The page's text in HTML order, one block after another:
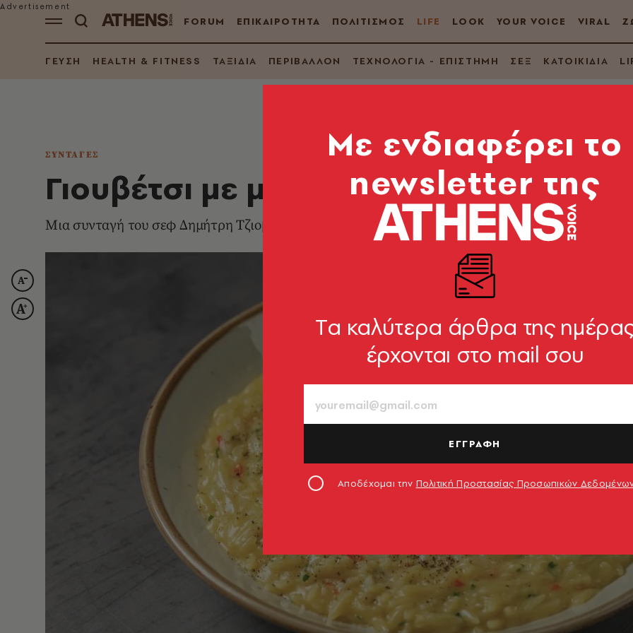
FORUM ΕΠΙΚΑΙΡΟΤΗΤΑ ΠΟΛΙΤΙΣΜΟΣ LIFE LOOK YOUR VOICE VIRAL
ΓΕΥΣΗ HEALTH & FITNESS ΤΑΞΙΔΙΑ ΠΕΡΙΒΑΛΛΟΝ ΤΕΧΝΟΛΟΓΙΑ - ΕΠΙΣΤΗΜΗ ΣΕΞ ΚΑΤΟΙΚΙΔΙΑ
ΣΥΝΤΑΓΕΣ
Γιουβέτσι με μοσχαρίσια ουρά
Μια συνταγή του σεφ Δημήτρη Τζιοβάρα
Mε ενδιαφέρει το
newsletter της
Tα καλύτερα άρθρα της
έρχονται στο mail σου
ΕΓΓΡΑΦΗ
Αποδέχομαι την Πολιτική Προστασίας Προσωπικών